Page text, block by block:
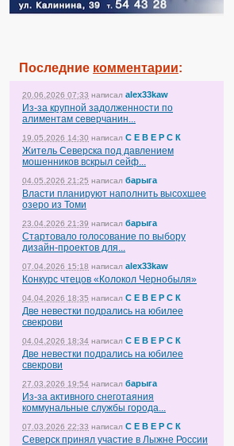
Последние комментарии:
20.06.2026 07:33 написал alex33kaw
Из-за крупной задолженности по
алиментам северчанин...
19.05.2026 14:30 написал С Е В Е Р С К
Житель Северска под давлением
мошенников вскрыл сейф...
04.05.2026 21:25 написал барыга
Власти планируют наполнить высохшее
озеро из Томи
23.04.2026 21:39 написал барыга
Стартовало голосование по выбору
дизайн-проектов для...
07.04.2026 15:18 написал alex33kaw
Конкурс чтецов «Колокол Чернобыля»
04.04.2026 18:35 написал С Е В Е Р С К
Две невестки подрались на юбилее
свекрови
04.04.2026 18:34 написал С Е В Е Р С К
Две невестки подрались на юбилее
свекрови
27.03.2026 19:54 написал барыга
Из-за активного снеготаяния
коммунальные службы города...
07.03.2026 22:33 написал С Е В Е Р С К
Северск принял участие в Лыжне России